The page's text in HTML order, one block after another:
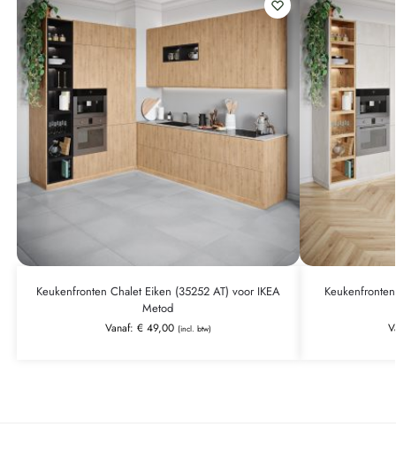
Keukenfronten Chalet Eiken (35252 AT) voor IKEA
Metod
Vanaf: €49,00 (incl. btw)